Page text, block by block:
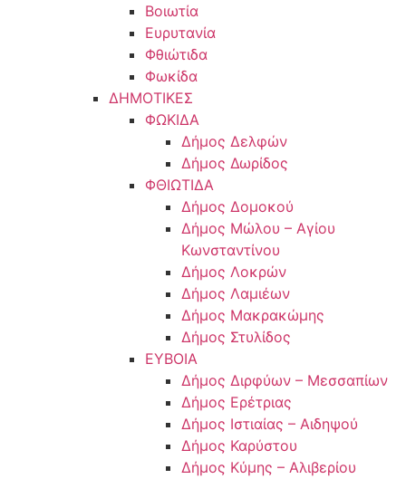
Βοιωτία
Ευρυτανία
Φθιώτιδα
Φωκίδα
ΔΗΜΟΤΙΚΕΣ
ΦΩΚΙΔΑ
Δήμος Δελφών
Δήμος Δωρίδος
ΦΘΙΩΤΙΔΑ
Δήμος Δομοκού
Δήμος Μώλου – Αγίου
Κωνσταντίνου
Δήμος Λοκρών
Δήμος Λαμιέων
Δήμος Μακρακώμης
Δήμος Στυλίδος
ΕΥΒΟΙΑ
Δήμος Διρφύων – Μεσσαπίων
Δήμος Ερέτριας
Δήμος Ιστιαίας – Αιδηψού
Δήμος Καρύστου
Δήμος Κύμης – Αλιβερίου